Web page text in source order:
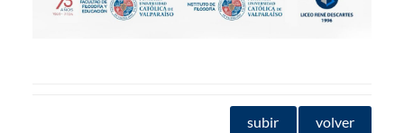
subir volver